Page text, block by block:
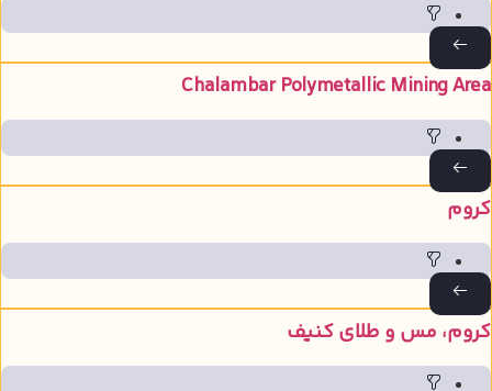
Chalambar Polymetallic Mining
مس و طلای کنیف